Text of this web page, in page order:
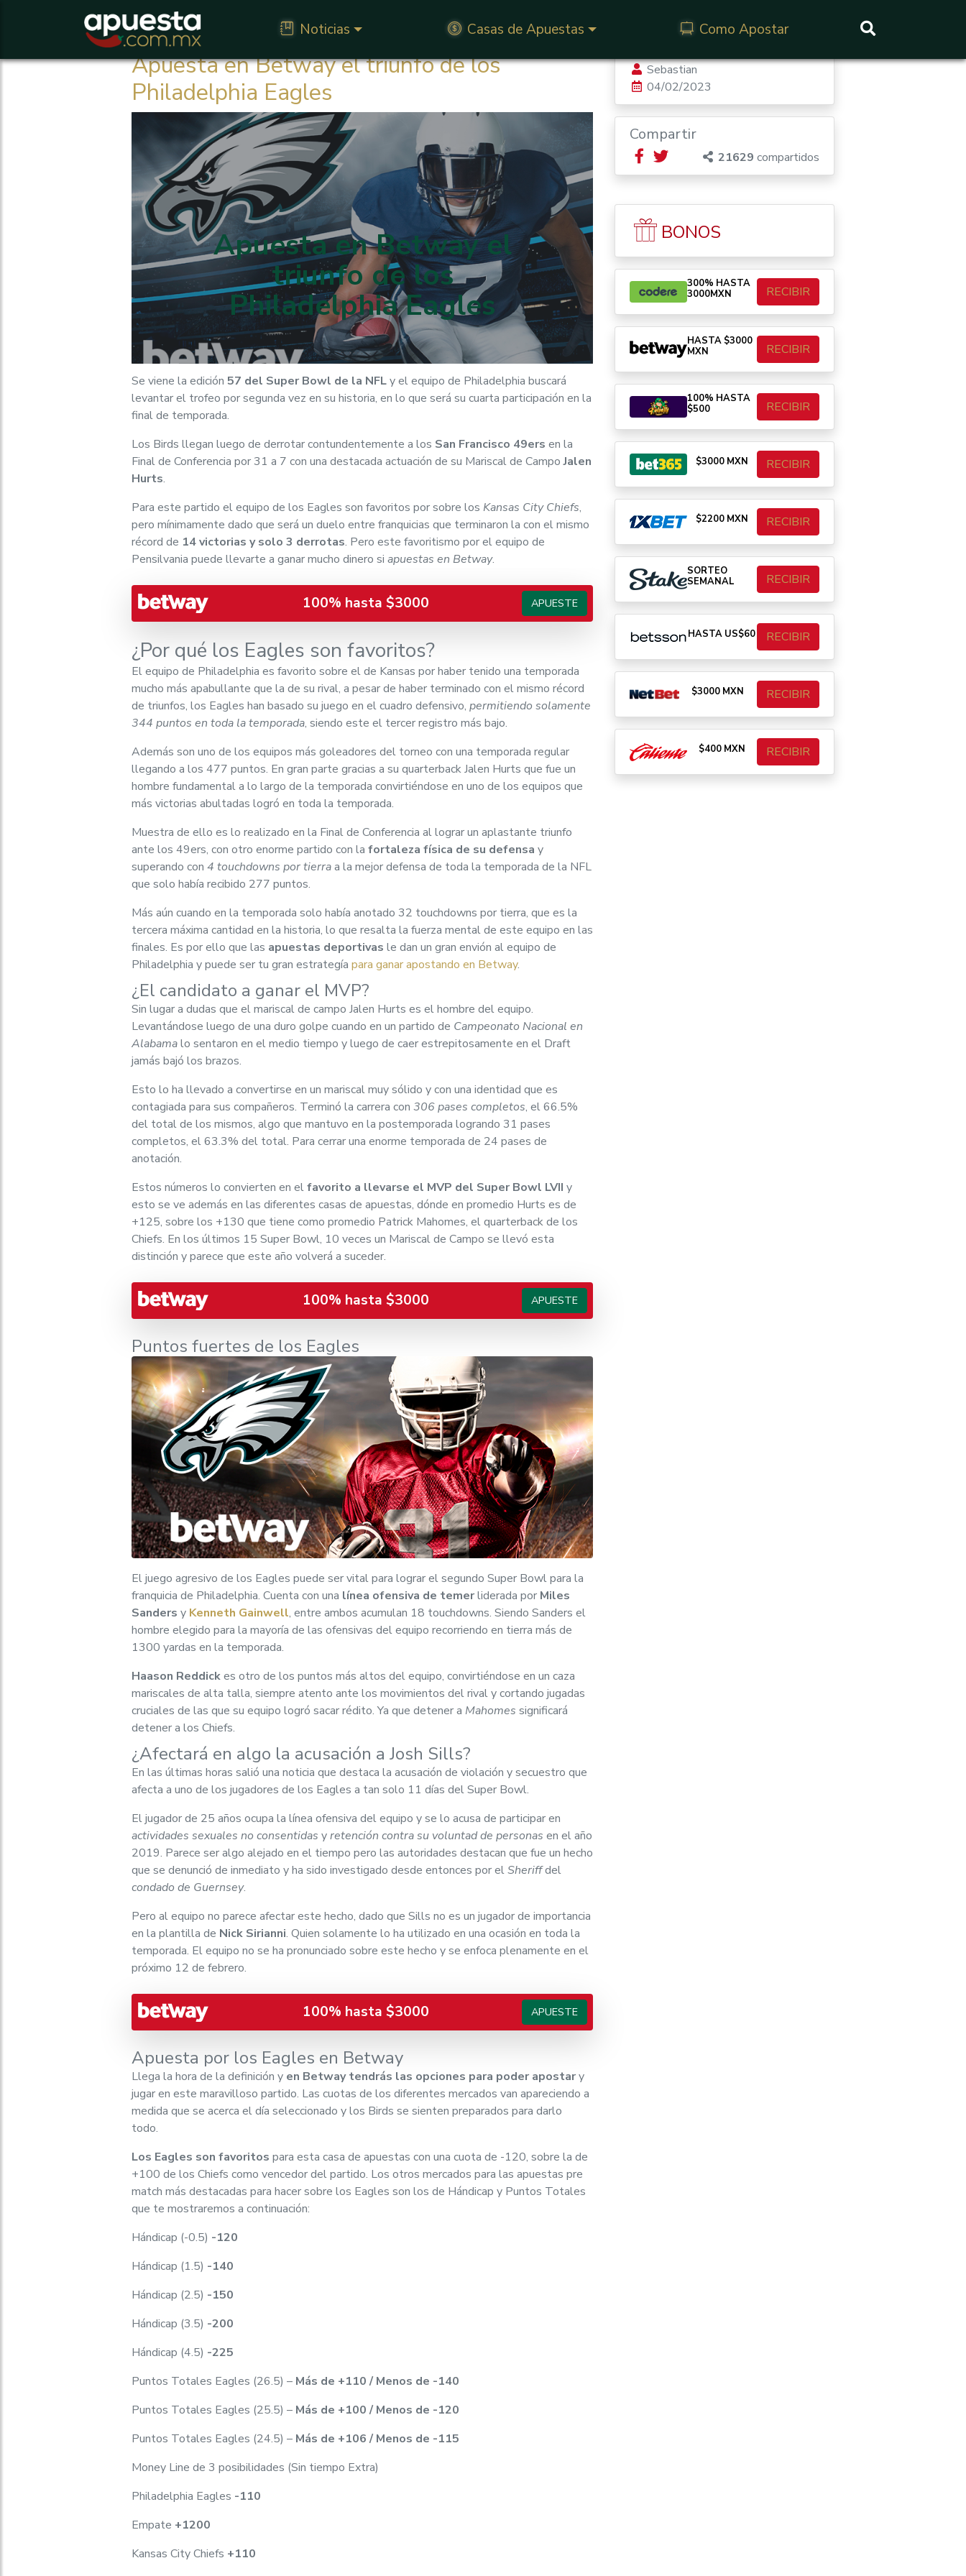
Noticias Casas de Apuestas Como Apostar Buscar
Apuesta en Betway el triunfo de los
Philadelphia Eagles
Apuesta en Betway el
triunfo de los
Philadelphia Eagles
Se viene la edición 57 del Super Bowl de la NFLy el equipo de Philadelphia buscará
levantar el trofeo por segunda vez en su historia, en lo que será su cuarta participación en la
final de temporada.
Los Birds llegan luego de derrotar contundentemente a los San Francisco 49ers en la
Final de Conferencia por 31 a 7 con una destacada actuación de su Mariscal de CampoJalen
Hurts.
Para este partido el equipo de los Eagles son favoritos por sobre los Kansas City Chiefs,
pero mínimamente dado que será un duelo entre franquicias que terminaron la con el mismo
récord de 14 victorias y solo 3 derrotas. Pero este favoritismo por el equipo de
Pensilvania puede llevarte a ganar mucho dinero si apuestas en Betway.
100% hasta $3000 APUESTE
¿Por qué los Eagles son favoritos?
El equipo de Philadelphia es favorito sobre el de Kansas por haber tenido una temporada
mucho más apabullante que la de su rival, a pesar de haber terminado con el mismo récord
de triunfos, los Eagles han basado su juego en el cuadro defensivo, permitiendo solamente
344 puntos en toda la temporada, siendo este el tercer registro más bajo.
Además son uno de los equipos más goleadores del torneo con una temporada regular
llegando a los 477 puntos. En gran parte gracias a su quarterback Jalen Hurts que fue un
hombre fundamental a lo largo de la temporada convirtiéndose en uno de los equipos que
más victorias abultadas logró en toda la temporada.
Muestra de ello es lo realizado en la Final de Conferencia al lograr un aplastante triunfo
ante los 49ers, con otro enorme partido con la fortaleza física de su defensa y
superando con 4 touchdowns por tierraa la mejor defensa de toda la temporada de la NFL
que solo había recibido 277 puntos.
Más aún cuando en la temporada solo había anotado 32 touchdowns por tierra, que es la
tercera máxima cantidad en la historia, lo que resalta la fuerza mental de este equipo en las
finales. Es por ello que las apuestas deportivas le dan un gran envión al equipo de
Philadelphia y puede ser tu gran estrategía para ganar apostando en Betway.
¿El candidato a ganar el MVP?
Sin lugar a dudas que el mariscal de campo Jalen Hurts es el hombre del equipo.
Levantándose luego de una duro golpe cuando en un partido de Campeonato Nacional en
Alabamalo sentaron en el medio tiempo y luego de caer estrepitosamente en el Draft
jamás bajó los brazos.
Esto lo ha llevado a convertirse en un mariscal muy sólido y con una identidad que es
contagiada para sus compañeros. Terminó la carrera con 306 pases completos, el 66.5%
del total de los mismos, algo que mantuvo en la postemporada logrando 31 pases
completos, el 63.3% del total. Para cerrar una enorme temporada de 24 pases de
anotación.
Estos números lo convierten en elfavorito a llevarse el MVP del Super Bowl LVII y
esto se ve además en las diferentes casas de apuestas, dónde en promedio Hurts es de
+125, sobre los +130 que tiene como promedio Patrick Mahomes, el quarterback de los
Chiefs. En los últimos 15 Super Bowl, 10 veces un Mariscal de Campo se llevó esta
distinción y parece que este año volverá a suceder.
100% hasta $3000 APUESTE
Puntos fuertes de los Eagles
El juego agresivo de los Eagles puede ser vital para lograr el segundo Super Bowl para la
franquicia de Philadelphia. Cuenta con una línea ofensiva de temerliderada por Miles
Sanders y Kenneth Gainwell, entre ambos acumulan 18 touchdowns. Siendo Sanders el
hombre elegido para la mayoría de las ofensivas del equipo recorriendo en tierra más de
1300 yardas en la temporada.
Haason Reddickes otro de los puntos más altos del equipo, convirtiéndose en un caza
mariscales de alta talla, siempre atento ante los movimientos del rival y cortando jugadas
cruciales de las que su equipo logró sacar rédito. Ya que detener a Mahomes significará
detener a los Chiefs.
¿Afectará en algo la acusación a Josh Sills?
En las últimas horas salió una noticia que destaca la acusación de violación y secuestro que
afecta a uno de los jugadores de los Eagles a tan solo 11 días del Super Bowl.
El jugador de 25 años ocupa la línea ofensiva del equipo y se lo acusa de participar en
actividades sexuales no consentidas yretención contra su voluntad de personas en el año
2019. Parece ser algo alejado en el tiempo pero las autoridades destacan que fue un hecho
que se denunció de inmediato y ha sido investigado desde entonces por elSheriffdel
condado de Guernsey.
Pero al equipo no parece afectar este hecho, dado que Sills no es un jugador de importancia
en la plantilla de Nick Sirianni. Quien solamente lo ha utilizado en una ocasión en toda la
temporada. El equipo no se ha pronunciado sobre este hecho y se enfoca plenamente en el
próximo 12 de febrero.
100% hasta $3000 APUESTE
Apuesta por los Eagles en Betway
Llega la hora de la definición y en Betway tendrás las opciones para poder apostary
jugar en este maravilloso partido. Las cuotas de los diferentes mercados van apareciendo a
medida que se acerca el día seleccionado y los Birds se sienten preparados para darlo
todo.
Los Eagles son favoritos para esta casa de apuestas con una cuota de -120, sobre la de
+100 de los Chiefs como vencedor del partido. Los otros mercados para las apuestas pre
match más destacadas para hacer sobre los Eagles son los de Hándicap y Puntos Totales
que te mostraremos a continuación:
Hándicap (-0.5) -120
Hándicap (1.5) -140
Hándicap (2.5) -150
Hándicap (3.5) -200
Hándicap (4.5) -225
Puntos Totales Eagles (26.5) – Más de +110 / Menos de -140
Puntos Totales Eagles (25.5) – Más de +100 / Menos de -120
Puntos Totales Eagles (24.5) – Más de +106 / Menos de -115
Money Line de 3 posibilidades (Sin tiempo Extra)
Philadelphia Eagles -110
Empate +1200
Kansas City Chiefs +110
Sebastian
04/02/2023
Compartir
21629 compartidos
BONOS
300% HASTA
3000MXN
RECIBIR
HASTA $3000
MXN
RECIBIR
100% HASTA
$500
RECIBIR
$3000 MXN RECIBIR
$2200 MXN RECIBIR
SORTEO
SEMANAL
RECIBIR
HASTA US$60 RECIBIR
$3000 MXN RECIBIR
$400 MXN RECIBIR